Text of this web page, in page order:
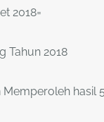
2018=
Tahun 2018
Memperoleh hasil